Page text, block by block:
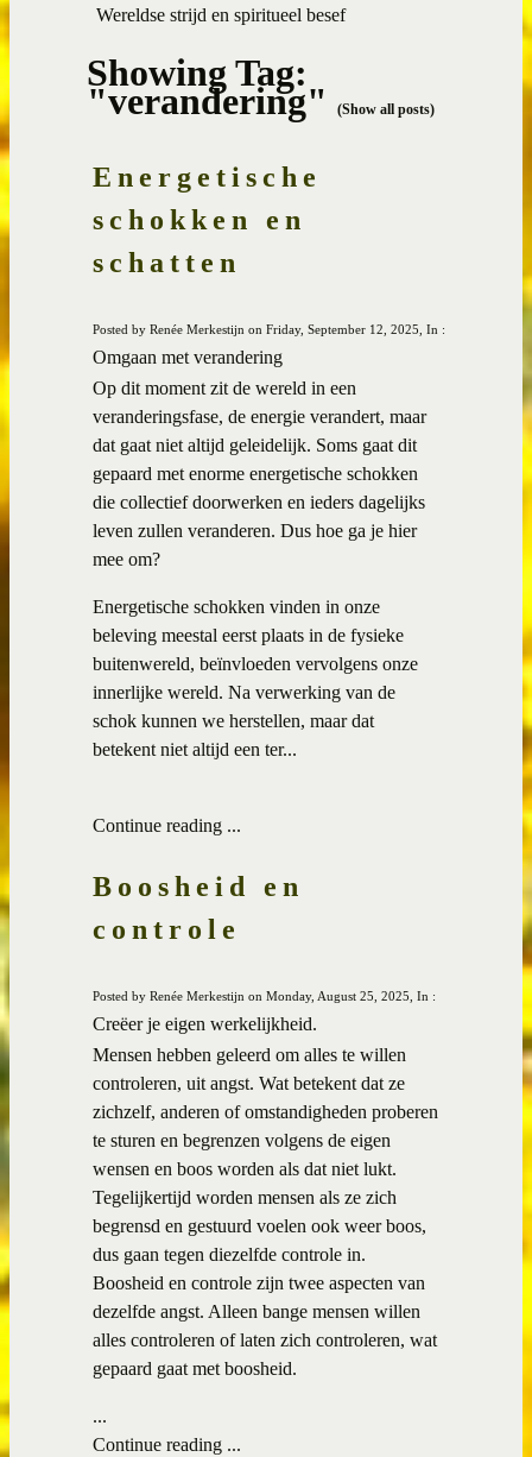
Wereldse strijd en spiritueel besef
Showing Tag:
"verandering" (Show all posts)
Energetische
schokken en
schatten
Posted by Renée Merkestijn on Friday, September 12, 2025, In :
Omgaan met verandering
Op dit moment zit de wereld in een
veranderingsfase, de energie verandert, maar
dat gaat niet altijd geleidelijk. Soms gaat dit
gepaard met enorme energetische schokken
die collectief doorwerken en ieders dagelijks
leven zullen veranderen. Dus hoe ga je hier
mee om?
Energetische schokken vinden in onze
beleving meestal eerst plaats in de fysieke
buitenwereld, beïnvloeden vervolgens onze
innerlijke wereld. Na verwerking van de
schok kunnen we herstellen, maar dat
betekent niet altijd een ter...
Continue reading ...
Boosheid en
controle
Posted by Renée Merkestijn on Monday, August 25, 2025, In :
Creëer je eigen werkelijkheid.
Mensen hebben geleerd om alles te willen
controleren, uit angst. Wat betekent dat ze
zichzelf, anderen of omstandigheden proberen
te sturen en begrenzen volgens de eigen
wensen en boos worden als dat niet lukt.
Tegelijkertijd worden mensen als ze zich
begrensd en gestuurd voelen ook weer boos,
dus gaan tegen diezelfde controle in.
Boosheid en controle zijn twee aspecten van
dezelfde angst. Alleen bange mensen willen
alles controleren of laten zich controleren, wat
gepaard gaat met boosheid.
...
Continue reading ...